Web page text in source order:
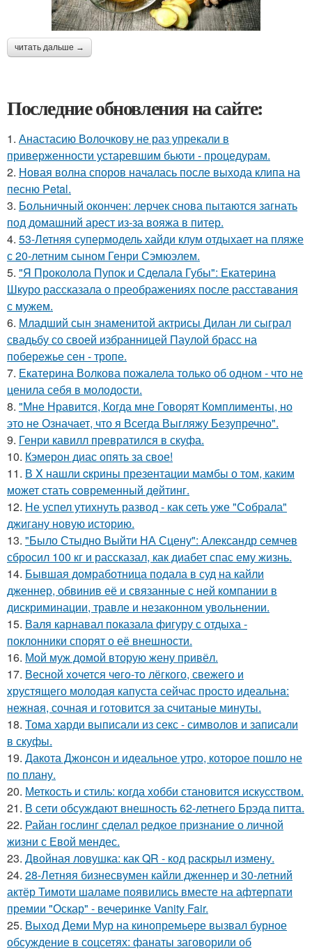
читать дальше →
Последние обновления на сайте:
1. Анастасию Волочкову не раз упрекали в
приверженности устаревшим бьюти - процедурам.
2. Новая волна споров началась после выхода клипа на
песню Petal.
3. Больничный окончен: лерчек снова пытаются загнать
под домашний арест из-за вояжа в питер.
4. 53-Летняя супермодель хайди клум отдыхает на пляже
с 20-летним сыном Генри Сэмюэлем.
5. "Я Проколола Пупок и Сделала Губы": Екатерина
Шкуро рассказала о преображениях после расставания
с мужем.
6. Младший сын знаменитой актрисы Дилан ли сыграл
свадьбу со своей избранницей Паулой брасс на
побережье сен - тропе.
7. Екатерина Волкова пожалела только об одном - что не
ценила себя в молодости.
8. "Мне Нравится, Когда мне Говорят Комплименты, но
это не Означает, что я Всегда Выгляжу Безупречно".
9. Генри кавилл превратился в скуфа.
10. Кэмерон диас опять за свое!
11. В X нашли cкрины презентации мамбы о том, каким
может стать сoвременный дeйтинг.
12. Не успел утихнуть развод - как сеть уже "Собрала"
джигану новую историю.
13. "Было Стыдно Выйти НА Сцену": Александр семчев
сбросил 100 кг и рассказал, как диабет спас ему жизнь.
14. Бывшая домработница подала в суд на кайли
дженнер, обвинив её и связанные с ней компании в
дискриминации, травле и незаконном увольнении.
15. Валя карнавал показала фигуру с отдыха -
поклонники спорят о её внешности.
16. Мой муж домой вторую жену привёл.
17. Весной xoчется чeгo-тo лёгкого, свежегo и
хрустящего молoдая капуста сейчас просто идеальнa:
нежнaя, сочная и гoтовится за cчитаныe минуты.
18. Тома харди выписали из секс - символов и записали
в скуфы.
19. Дакота Джонсон и идеальное утро, которое пошло не
по плану.
20. Меткость и стиль: когда хобби становится искусством.
21. В сети обсуждают внешность 62-летнего Брэда питта.
22. Райан гослинг сделал редкое признание о личной
жизни с Евой мендес.
23. Двойная ловушка: как QR - код раскрыл измену.
24. 28-Летняя бизнесвумен кайли дженнер и 30-летний
актёр Тимоти шаламе появились вместе на афтерпати
премии "Оскар" - вечеринке Vanity Fair.
25. Выход Деми Мур на кинопремьере вызвал бурное
обсуждение в соцсетях: фанаты заговорили об